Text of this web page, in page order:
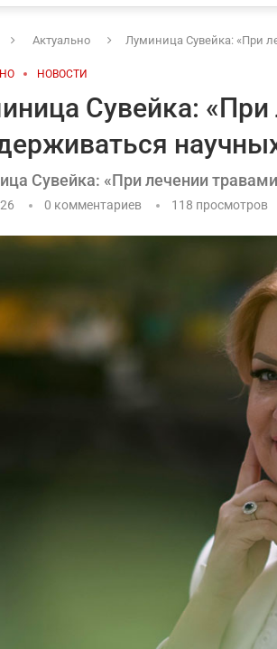
Актуально Луминица Сувейка: «При
НОВОСТИ
Сувейка: «При
Сувейка: «При лечении
0 комментариев 118 просмотров